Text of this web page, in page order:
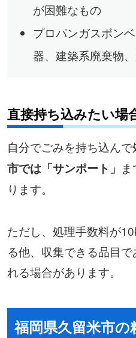
が困難なもの
プロパンガスボン
器、建築系廃棄物
直接持ち込みたい場
自分でごみを持ち込んで
市では「サンポート」
ります。
ただし、処理手数料が
る他、収集できる品目
れる場合があります。
福岡県久留米市